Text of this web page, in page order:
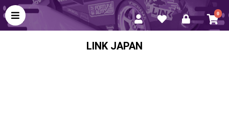
0
LINK JAPAN